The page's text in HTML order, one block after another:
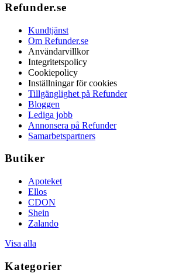
Refunder.se
Kundtjänst
Om Refunder.se
Användarvillkor
Integritetspolicy
Cookiepolicy
Inställningar för cookies
Tillgänglighet på Refunder
Bloggen
Lediga jobb
Annonsera på Refunder
Samarbetspartners
Butiker
Apoteket
Ellos
CDON
Shein
Zalando
Visa alla
Kategorier